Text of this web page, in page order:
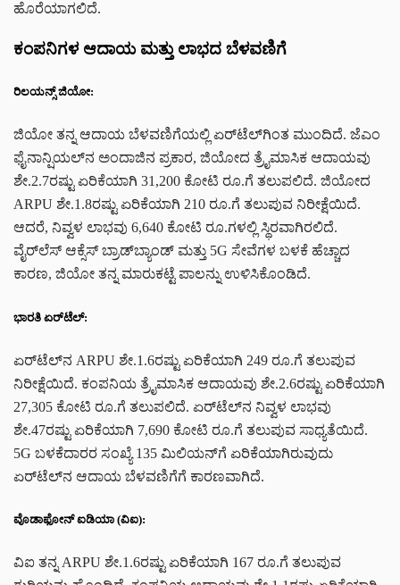
ಹೊರೆಯಾಗಲಿದೆ.
ಕಂಪನಿಗಳ ಆದಾಯ ಮತ್ತು ಲಾಭದ ಬೆಳವಣಿಗೆ
ರಿಲಯನ್ಸ್ ಜಿಯೋ:
ಜಿಯೋ ತನ್ನ ಆದಾಯ ಬೆಳವಣಿಗೆಯಲ್ಲಿ ಏರ್‌ಟೆಲ್‌ಗಿಂತ ಮುಂದಿದೆ. ಜೆಎಂ
ಫೈನಾನ್ಷಿಯಲ್‌ನ ಅಂದಾಜಿನ ಪ್ರಕಾರ, ಜಿಯೋದ ತ್ರೈಮಾಸಿಕ ಆದಾಯವು
ಶೇ.2.7ರಷ್ಟು ಏರಿಕೆಯಾಗಿ 31,200 ಕೋಟಿ ರೂ.ಗೆ ತಲುಪಲಿದೆ. ಜಿಯೋದ
ARPU ಶೇ.1.8ರಷ್ಟು ಏರಿಕೆಯಾಗಿ 210 ರೂ.ಗೆ ತಲುಪುವ ನಿರೀಕ್ಷೆಯಿದೆ.
ಆದರೆ, ನಿವ್ವಳ ಲಾಭವು 6,640 ಕೋಟಿ ರೂ.ಗಳಲ್ಲಿ ಸ್ಥಿರವಾಗಿರಲಿದೆ.
ವೈರ್‌ಲೆಸ್ ಆಕ್ಸೆಸ್ ಬ್ರಾಡ್‌ಬ್ಯಾಂಡ್ ಮತ್ತು 5G ಸೇವೆಗಳ ಬಳಕೆ ಹೆಚ್ಚಾದ
ಕಾರಣ, ಜಿಯೋ ತನ್ನ ಮಾರುಕಟ್ಟೆ ಪಾಲನ್ನು ಉಳಿಸಿಕೊಂಡಿದೆ.
ಭಾರತಿ ಏರ್‌ಟೆಲ್:
ಏರ್‌ಟೆಲ್‌ನ ARPU ಶೇ.1.6ರಷ್ಟು ಏರಿಕೆಯಾಗಿ 249 ರೂ.ಗೆ ತಲುಪುವ
ನಿರೀಕ್ಷೆಯಿದೆ. ಕಂಪನಿಯ ತ್ರೈಮಾಸಿಕ ಆದಾಯವು ಶೇ.2.6ರಷ್ಟು ಏರಿಕೆಯಾಗಿ
27,305 ಕೋಟಿ ರೂ.ಗೆ ತಲುಪಲಿದೆ. ಏರ್‌ಟೆಲ್‌ನ ನಿವ್ವಳ ಲಾಭವು
ಶೇ.47ರಷ್ಟು ಏರಿಕೆಯಾಗಿ 7,690 ಕೋಟಿ ರೂ.ಗೆ ತಲುಪುವ ಸಾಧ್ಯತೆಯಿದೆ.
5G ಬಳಕೆದಾರರ ಸಂಖ್ಯೆ 135 ಮಿಲಿಯನ್‌ಗೆ ಏರಿಕೆಯಾಗಿರುವುದು
ಏರ್‌ಟೆಲ್‌ನ ಆದಾಯ ಬೆಳವಣಿಗೆಗೆ ಕಾರಣವಾಗಿದೆ.
ವೊಡಾಫೋನ್ ಐಡಿಯಾ (ವಿ‌ಐ):
ವಿ‌ಐ ತನ್ನ ARPU ಶೇ.1.6ರಷ್ಟು ಏರಿಕೆಯಾಗಿ 167 ರೂ.ಗೆ ತಲುಪುವ